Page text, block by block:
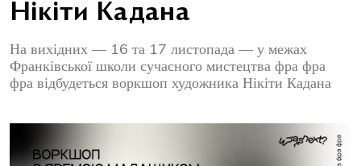
Нікіти Кадана
На вихідних — 16 та 17 листопада — у межах
Франківської школи сучасного мистецтва фра фра
фра відбудеться воркшоп художника Нікіти Кадана